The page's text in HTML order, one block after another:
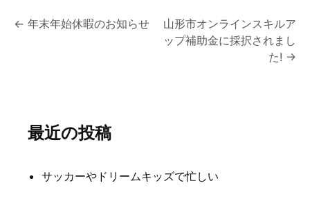
投
ゲ
シ
← 年末年始休暇のお知らせ
山形市オンラインスキルア
ップ補助金に採択されまし
た! →
最近の投稿
サッカーやドリームキッズで忙しい